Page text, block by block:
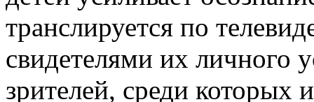
транслируется по
свидетелями их личного
зрителей, среди